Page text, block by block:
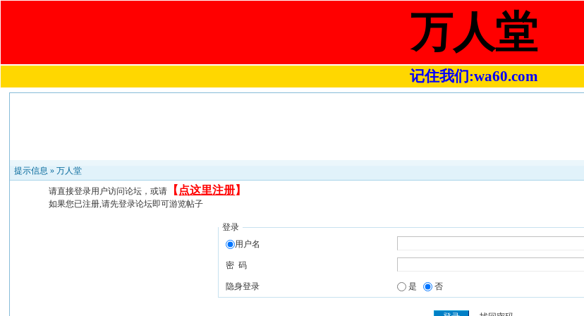
万人堂
记住我们:wa60.com
提示信息 »万人堂
请直接登录用户访问论坛，或请 【 点这里注册】
如果您已注册,请先登录论坛即可游览帖子
登录
用户名
密 码
隐身登录 是 否